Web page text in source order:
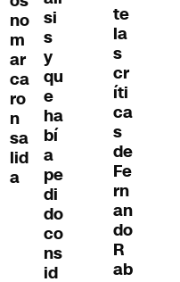
no
m
ar
ca
ro
n
sa
lid
a
si
s
y
qu
e
ha
bí
a
pe
di
do
co
ns
id
te
la
s
cr
íti
ca
s
de
Fe
rn
an
do
R
ab